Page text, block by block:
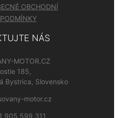
OBCHODNÍ
PODMÍNKY
NÁS
MOTOR.CZ
185,
Bystrica, Slovensko
motor.cz
905 599 311